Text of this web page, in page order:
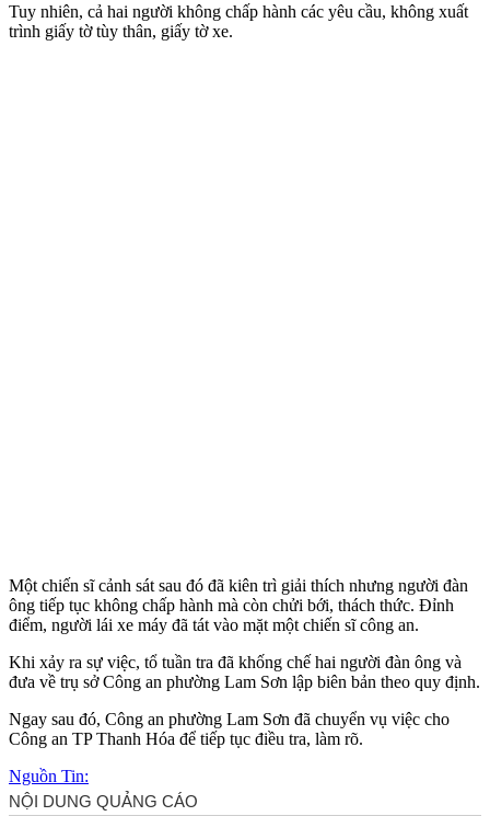
Tuy nhiên, cả hai người không chấp hành các yêu cầu, không xuất
trình giấy tờ tùy thân, giấy tờ xe.
Một chiến sĩ cảnh sát sau đó đã kiên trì giải thích nhưng người đàn
ông tiếp tục không chấp hành mà còn chửi bới, thách thức. Đỉnh
điểm, người lái xe máy đã tát vào mặt một chiến sĩ công an.
Khi xảy ra sự việc, tổ tuần tra đã khống chế hai người đàn ông và
đưa về trụ sở Công an phường Lam Sơn lập biên bản theo quy định.
Ngay sau đó, Công an phường Lam Sơn đã chuyển vụ việc cho
Công an TP Thanh Hóa để tiếp tục điều tra, làm rõ.
Nguồn Tin: